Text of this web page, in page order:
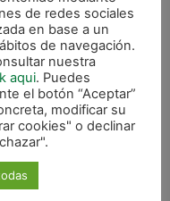
Segovia)
B Lassa)
de redes sociales
en base a un
de navegación.
nuestra
aqui. Puedes
el botón “Aceptar”
modificar su
cookies" o declinar